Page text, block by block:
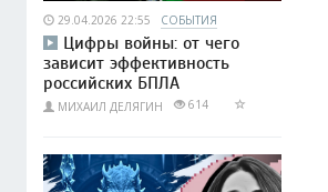
29.04.2026 22:55 СОБЫТИЯ
Цифры войны: от чего
зависит эффективность
российских БПЛА
МИХАИЛ ДЕЛЯГИН 614